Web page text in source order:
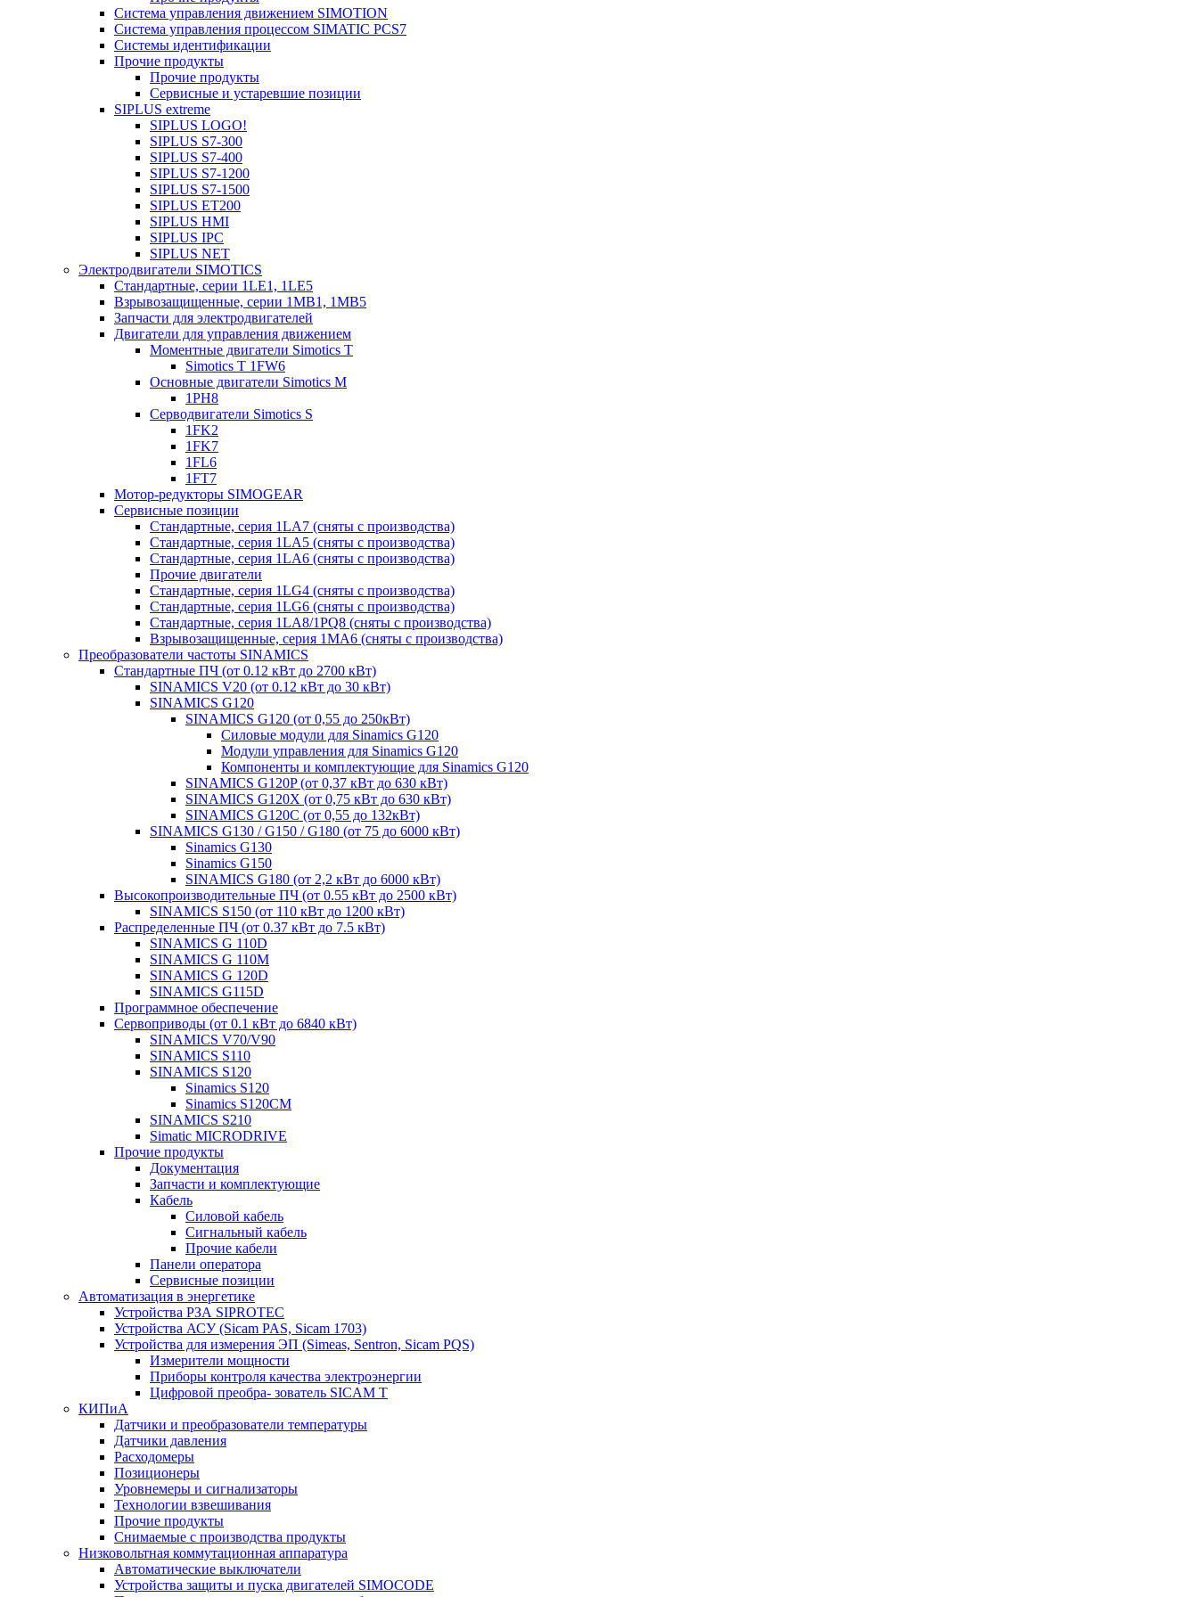
Система управления движением SIMOTION
Система управления процессом SIMATIC PCS7
Системы идентификации
Прочие продукты
Прочие продукты
Сервисные и устаревшие позиции
SIPLUS extreme
SIPLUS LOGO!
SIPLUS S7-300
SIPLUS S7-400
SIPLUS S7-1200
SIPLUS S7-1500
SIPLUS ET200
SIPLUS HMI
SIPLUS IPC
SIPLUS NET
Электродвигатели SIMOTICS
Стандартные, серии 1LE1, 1LE5
Взрывозащищенные, серии 1MB1, 1MB5
Запчасти для электродвигателей
Двигатели для управления движением
Моментные двигатели Simotics T
Simotics T 1FW6
Основные двигатели Simotics M
1PH8
Серводвигатели Simotics S
1FK2
1FK7
1FL6
1FT7
Мотор-редукторы SIMOGEAR
Сервисные позиции
Стандартные, серия 1LA7 (сняты с производства)
Стандартные, серия 1LA5 (сняты с производства)
Стандартные, серия 1LA6 (сняты с производства)
Прочие двигатели
Стандартные, серия 1LG4 (сняты с производства)
Стандартные, серия 1LG6 (сняты с производства)
Стандартные, серия 1LA8/1PQ8 (сняты с производства)
Взрывозащищенные, серия 1MA6 (сняты с производства)
Преобразователи частоты SINAMICS
Стандартные ПЧ (от 0.12 кВт до 2700 кВт)
SINAMICS V20 (от 0.12 кВт до 30 кВт)
SINAMICS G120
SINAMICS G120 (от 0,55 до 250кВт)
Силовые модули для Sinamics G120
Модули управления для Sinamics G120
Компоненты и комплектующие для Sinamics G120
SINAMICS G120P (от 0,37 кВт до 630 кВт)
SINAMICS G120X (от 0,75 кВт до 630 кВт)
SINAMICS G120C (от 0,55 до 132кВт)
SINAMICS G130 / G150 / G180 (от 75 до 6000 кВт)
Sinamics G130
Sinamics G150
SINAMICS G180 (от 2,2 кВт до 6000 кВт)
Высокопроизводительные ПЧ (от 0.55 кВт до 2500 кВт)
SINAMICS S150 (от 110 кВт до 1200 кВт)
Распределенные ПЧ (от 0.37 кВт до 7.5 кВт)
SINAMICS G 110D
SINAMICS G 110M
SINAMICS G 120D
SINAMICS G115D
Программное обеспечение
Сервоприводы (от 0.1 кВт до 6840 кВт)
SINAMICS V70/V90
SINAMICS S110
SINAMICS S120
Sinamics S120
Sinamics S120CM
SINAMICS S210
Simatic MICRODRIVE
Прочие продукты
Документация
Запчасти и комплектующие
Кабель
Силовой кабель
Сигнальный кабель
Прочие кабели
Панели оператора
Сервисные позиции
Автоматизация в энергетике
Устройства РЗА SIPROTEC
Устройства АСУ (Sicam PAS, Sicam 1703)
Устройства для измерения ЭП (Simeas, Sentron, Sicam PQS)
Измерители мощности
Приборы контроля качества электроэнергии
Цифровой преобра- зователь SICAM T
КИПиА
Датчики и преобразователи температуры
Датчики давления
Расходомеры
Позиционеры
Уровнемеры и сигнализаторы
Технологии взвешивания
Прочие продукты
Снимаемые с производства продукты
Низковольтная коммутационная аппаратура
Автоматические выключатели
Устройства защиты и пуска двигателей SIMOCODE